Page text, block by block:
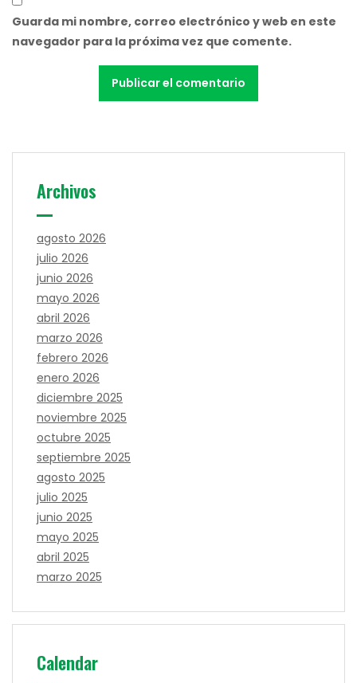
Guarda mi nombre, correo electrónico y web en este
navegador para la próxima vez que comente.
Archivos
agosto 2026
julio 2026
junio 2026
mayo 2026
abril 2026
marzo 2026
febrero 2026
enero 2026
diciembre 2025
noviembre 2025
octubre 2025
septiembre 2025
agosto 2025
julio 2025
junio 2025
mayo 2025
abril 2025
marzo 2025
Calendar